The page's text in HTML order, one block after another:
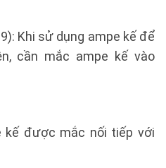
Khi sử dụng ampe kế để
cần mắc ampe kế vào
kế được mắc nối tiếp với